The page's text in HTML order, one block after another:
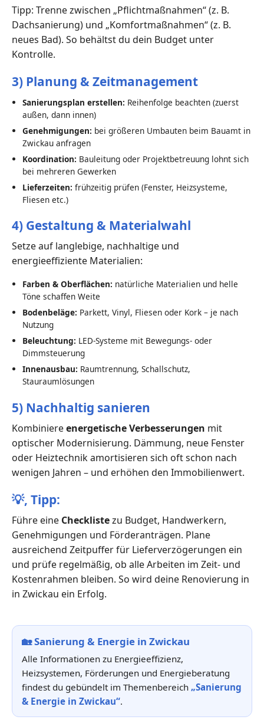
Tipp: Trenne zwischen „Pflichtmaßnahmen“ (z. B.
Dachsanierung) und „Komfortmaßnahmen“ (z. B.
neues Bad). So behältst du dein Budget unter
Kontrolle.
3) Planung & Zeitmanagement
Sanierungsplan erstellen: Reihenfolge beachten (zuerst
außen, dann innen)
Genehmigungen: bei größeren Umbauten beim Bauamt in
Zwickau anfragen
Koordination: Bauleitung oder Projektbetreuung lohnt sich
bei mehreren Gewerken
Lieferzeiten: frühzeitig prüfen (Fenster, Heizsysteme,
Fliesen etc.)
4) Gestaltung & Materialwahl
Setze auf langlebige, nachhaltige und
energieeffiziente Materialien:
Farben & Oberflächen: natürliche Materialien und helle
Töne schaffen Weite
Bodenbeläge: Parkett, Vinyl, Fliesen oder Kork – je nach
Nutzung
Beleuchtung: LED-Systeme mit Bewegungs- oder
Dimmsteuerung
Innenausbau: Raumtrennung, Schallschutz,
Stauraumlösungen
5) Nachhaltig sanieren
Kombiniereenergetische Verbesserungen mit
optischer Modernisierung. Dämmung, neue Fenster
oder Heiztechnik amortisieren sich oft schon nach
wenigen Jahren – und erhöhen den Immobilienwert.
💡, Tipp:
Führe eine Checklistezu Budget, Handwerkern,
Genehmigungen und Förderanträgen. Plane
ausreichend Zeitpuffer für Lieferverzögerungen ein
und prüfe regelmäßig, ob alle Arbeiten im Zeit- und
Kostenrahmen bleiben. So wird deine Renovierung in
in Zwickau ein Erfolg.
🏡Sanierung & Energie in Zwickau
Alle Informationen zu Energieeffizienz,
Heizsystemen, Förderungen und Energieberatung
findest du gebündelt im Themenbereich „Sanierung
& Energie in Zwickau“.